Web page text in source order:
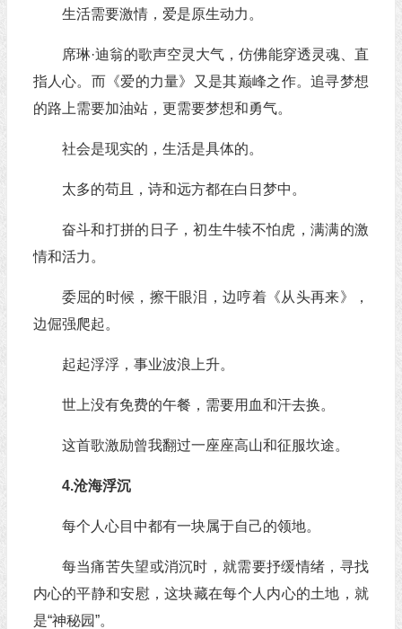
生活需要激情，爱是原生动力。
席琳·迪翁的歌声空灵大气，仿佛能穿透灵魂、直
指人心。而《爱的力量》又是其巅峰之作。追寻梦想
的路上需要加油站，更需要梦想和勇气。
社会是现实的，生活是具体的。
太多的苟且，诗和远方都在白日梦中。
奋斗和打拼的日子，初生牛犊不怕虎，满满的激
情和活力。
委屈的时候，擦干眼泪，边哼着《从头再来》，
边倔强爬起。
起起浮浮，事业波浪上升。
世上没有免费的午餐，需要用血和汗去换。
这首歌激励曾我翻过一座座高山和征服坎途。
4.沧海浮沉
每个人心目中都有一块属于自己的领地。
每当痛苦失望或消沉时，就需要抒缓情绪，寻找
内心的平静和安慰，这块藏在每个人内心的土地，就
是“神秘园”。